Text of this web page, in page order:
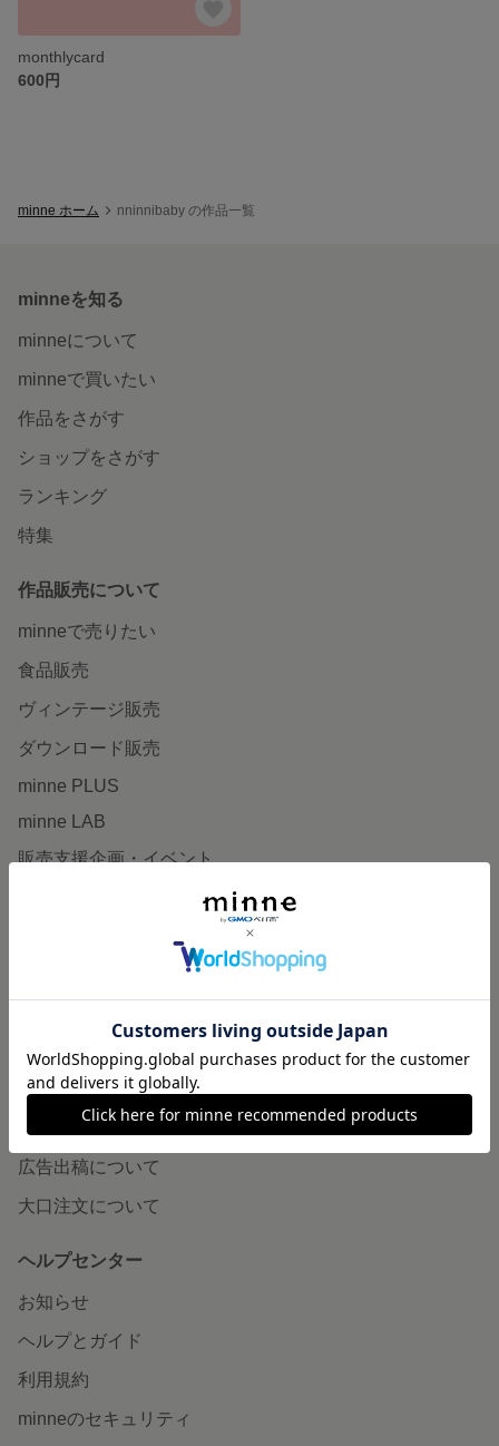
monthlycard
600円
minne ホーム nninnibaby の作品一覧
minneを知る
minneについて
minneで買いたい
作品をさがす
ショップをさがす
ランキング
特集
作品販売について
minneで売りたい
食品販売
ヴィンテージ販売
ダウンロード販売
minne PLUS
minne LAB
販売支援企画・イベント
minneとものづくりと
minneの本
企業の方へ
広告出稿について
大口注文について
ヘルプセンター
お知らせ
ヘルプとガイド
利用規約
minneのセキュリティ